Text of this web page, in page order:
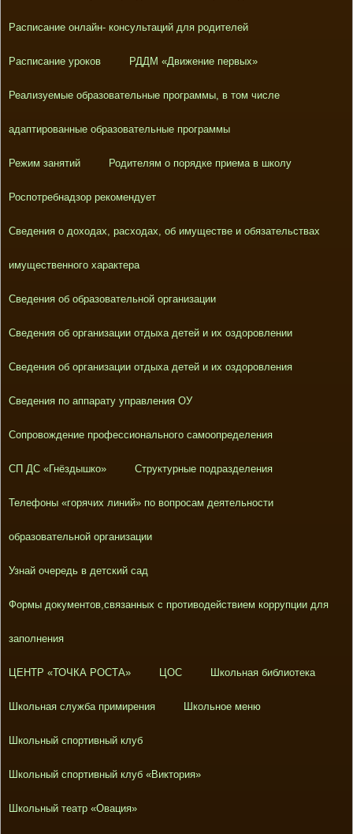
Расписание онлайн- консультаций для родителей
Расписание уроков РДДМ «Движение первых»
Реализуемые образовательные программы, в том числе
адаптированные образовательные программы
Режим занятий Родителям о порядке приема в школу
Роспотребнадзор рекомендует
Сведения о доходах, расходах, об имуществе и обязательствах
имущественного характера
Сведения об образовательной организации
Сведения об организации отдыха детей и их оздоровлении
Сведения об организации отдыха детей и их оздоровления
Сведения по аппарату управления ОУ
Сопровождение профессионального самоопределения
СП ДС «Гнёздышко» Структурные подразделения
Телефоны «горячих линий» по вопросам деятельности
образовательной организации
Узнай очередь в детский сад
Формы документов,связанных с противодействием коррупции для
заполнения
ЦЕНТР «ТОЧКА РОСТА» ЦОС Школьная библиотека
Школьная служба примирения Школьное меню
Школьный спортивный клуб
Школьный спортивный клуб «Виктория»
Школьный театр «Овация»